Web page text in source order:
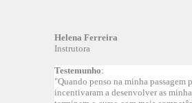
Helena Ferreira
Instrutora
Testemunho:
"Quando penso na minha passagem
incentivaram a desenvolver as